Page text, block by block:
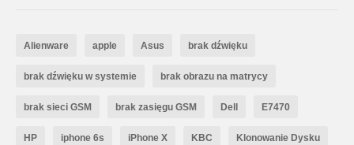
Alienware apple Asus brak dźwięku
brak dźwięku w systemie brak obrazu na matrycy
brak sieci GSM brak zasięgu GSM Dell E7470
HP iphone 6s iPhone X KBC Klonowanie Dysku